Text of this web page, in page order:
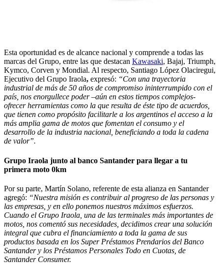
Esta oportunidad es de alcance nacional y comprende a todas las
marcas del Grupo, entre las que destacan Kawasaki, Bajaj, Triumph,
Kymco, Corven y Mondial. Al respecto, Santiago López Olaciregui,
Ejecutivo del Grupo Iraola, expresó: “Con una trayectoria
industrial de más de 50 años de compromiso ininterrumpido con el
país, nos enorgullece poder –aún en estos tiempos complejos-
ofrecer herramientas como la que resulta de éste tipo de acuerdos,
que tienen como propósito facilitarle a los argentinos el acceso a la
más amplia gama de motos que fomentan el consumo y el
desarrollo de la industria nacional, beneficiando a toda la cadena
de valor”.
Grupo Iraola junto al banco Santander para llegar a tu
primera moto 0km
Por su parte, Martín Solano, referente de esta alianza en Santander
agregó: “Nuestra misión es contribuir al progreso de las personas y
las empresas, y en ello ponemos nuestros máximos esfuerzos.
Cuando el Grupo Iraola, una de las terminales más importantes de
motos, nos comentó sus necesidades, decidimos crear una solución
integral que cubra el financiamiento a toda la gama de sus
productos basada en los Super Préstamos Prendarios del Banco
Santander y los Préstamos Personales Todo en Cuotas, de
Santander Consumer.